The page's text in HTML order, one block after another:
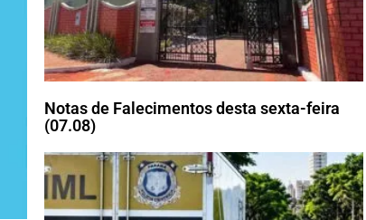
Notas de Falecimentos desta sexta-feira
(07.08)